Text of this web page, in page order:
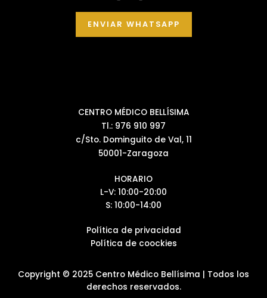
ENVIAR WHATSAPP
CENTRO MÉDICO BELLÍSIMA
Tl.: 976 910 997
c/Sto. Dominguito de Val, 11
50001-Zaragoza
HORARIO
L-V: 10:00-20:00
S: 10:00-14:00
Política de privacidad
Política de coockies
Copyright © 2025 Centro Médico Bellísima | Todos los
derechos reservados.